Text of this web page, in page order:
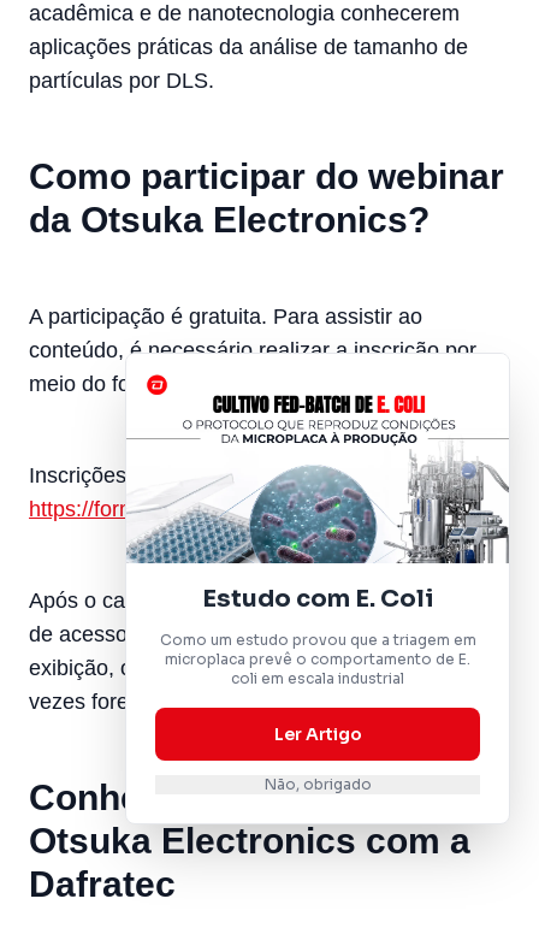
Estudo com E. Coli
Como um estudo provou que a triagem em
microplaca prevê o comportamento de E.
coli em escala industrial
Ler Artigo
Não, obrigado
acadêmica e de nanotecnologia conhecerem
aplicações práticas da análise de tamanho de
partículas por DLS.
Como participar do webinar
da Otsuka Electronics?
A participação é gratuita. Para assistir ao
conteúdo, é necessário realizar a inscrição por
meio do formulário oficial da Otsuka Electronics.
Inscrições no link:
https://forms.office.com/r/aCSqmmU5ZS
Após o cadastro, o participante receberá um link
de acesso por email. Durante o período de
exibição, o conteúdo poderá ser assistido quantas
vezes forem necessárias.
Conheça as soluções da
Otsuka Electronics com a
Dafratec